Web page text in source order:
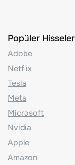
Popüler Hisseler
Adobe
Netflix
Tesla
Meta
Microsoft
Nvidia
Apple
Amazon